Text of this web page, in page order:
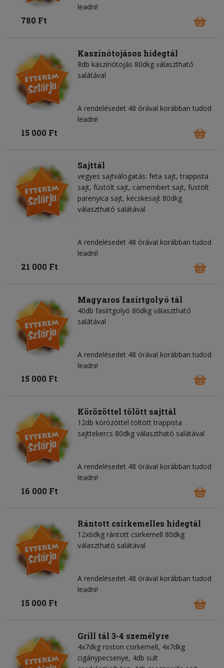
leadni!
780 Ft
Kaszinótojásos hidegtál
8db kaszinótojás 80dkg választható
salátával
A rendelésedet 48 órával korábban tudod
leadni!
15 000 Ft
Sajttál
vegyes sajtválogatás: feta sajt, trappista
sajt, füstölt sajt, camembert sajt, füstölt
parenyica sajt, kecskesajt 80dkg
választható salátával
A rendelésedet 48 órával korábban tudod
leadni!
21 000 Ft
Magyaros fasírtgolyó tál
40db fasírtgolyó 80dkg választható
salátával
A rendelésedet 48 órával korábban tudod
leadni!
15 000 Ft
Körözöttel tölött sajttál
12db körözöttel töltött trappista
sajttekercs 80dkg választható salátával
A rendelésedet 48 órával korábban tudod
leadni!
16 000 Ft
Rántott csirkemelles hidegtál
12x6dkg rántott csirkemell 80dkg
választható salátával
A rendelésedet 48 órával korábban tudod
leadni!
15 000 Ft
Grill tál 3-4 személyre
4x7dkg roston csirkemell, 4x7dkg
cigánypecsenye, 4db sült